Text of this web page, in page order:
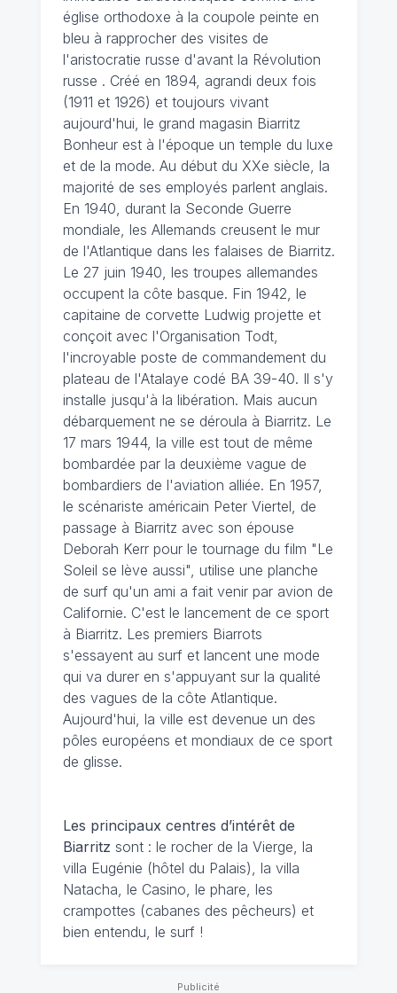
église orthodoxe à la coupole peinte en
bleu à rapprocher des visites de
l'aristocratie russe d'avant la Révolution
russe . Créé en 1894, agrandi deux fois
(1911 et 1926) et toujours vivant
aujourd'hui, le grand magasin Biarritz
Bonheur est à l'époque un temple du luxe
et de la mode. Au début du XXe siècle, la
majorité de ses employés parlent anglais.
En 1940, durant la Seconde Guerre
mondiale, les Allemands creusent le mur
de l'Atlantique dans les falaises de Biarritz.
Le 27 juin 1940, les troupes allemandes
occupent la côte basque. Fin 1942, le
capitaine de corvette Ludwig projette et
conçoit avec l'Organisation Todt,
l'incroyable poste de commandement du
plateau de l'Atalaye codé BA 39-40. Il s'y
installe jusqu'à la libération. Mais aucun
débarquement ne se déroula à Biarritz. Le
17 mars 1944, la ville est tout de même
bombardée par la deuxième vague de
bombardiers de l'aviation alliée. En 1957,
le scénariste américain Peter Viertel, de
passage à Biarritz avec son épouse
Deborah Kerr pour le tournage du film "Le
Soleil se lève aussi", utilise une planche
de surf qu'un ami a fait venir par avion de
Californie. C'est le lancement de ce sport
à Biarritz. Les premiers Biarrots
s'essayent au surf et lancent une mode
qui va durer en s'appuyant sur la qualité
des vagues de la côte Atlantique.
Aujourd'hui, la ville est devenue un des
pôles européens et mondiaux de ce sport
de glisse.
Les principaux centres d’intérêt de
Biarritz sont : le rocher de la Vierge, la
villa Eugénie (hôtel du Palais), la villa
Natacha, le Casino, le phare, les
crampottes (cabanes des pêcheurs) et
bien entendu, le surf !